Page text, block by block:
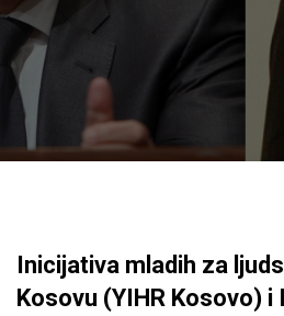
Inicijativa mladih za
Kosovu (YIHR Kosovo)